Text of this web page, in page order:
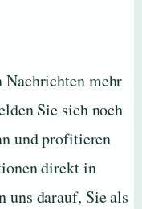
Nachrichten mehr
Sie sich noch
und profitieren
direkt in
uns darauf, Sie als